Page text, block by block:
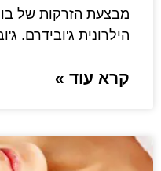
מבצעת הזרקות של
הילרונית ג'ובידרם.
קרא עוד »